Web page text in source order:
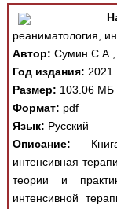
реаниматология,
Автор: Сумин С.А.,
Год издания: 2021
Размер: 103.06 МБ
Формат: pdf
Язык: Русский
Описание: Книга
интенсивная
теории и
интенсивной